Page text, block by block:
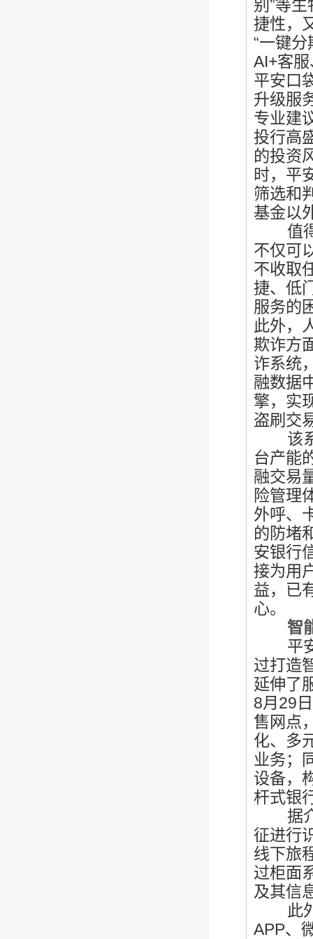
别”等
捷性，
“一键
AI+客
平安口
升级服
专业建
投行高
的投资
时，平
筛选和
基金以
值得
不仅可
不收取
捷、低
服务的
此外，
欺诈方
诈系统
融数据
擎，实
盗刷交
该系
台产能
融交易
险管理
外呼、
的防堵
安银行
接为用
益，已
心。
智能
平安
过打造
延伸了
8月 29
售网点
化、多
业务；
设备，
杆式银
据介
征进行
线下旅
过柜面
及其信
此外
APP、